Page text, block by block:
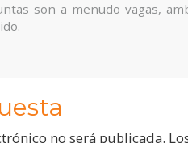
son a menudo vagas,
no será publicada.